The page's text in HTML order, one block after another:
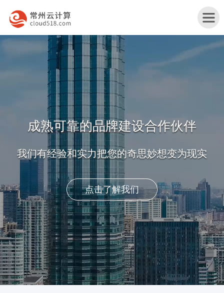
品
服
务
行
解
决
方
案
兴
站
改
版
嘉
服
务
案
例
于
我
们
联
系
我
们
您想不到的我们也将帮助去实现
创业初期,独创以服务为驱动的互联网公司,至今从
未改变
获取报价及方案